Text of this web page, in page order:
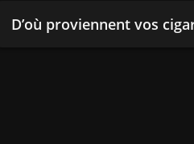
D’où proviennent vos